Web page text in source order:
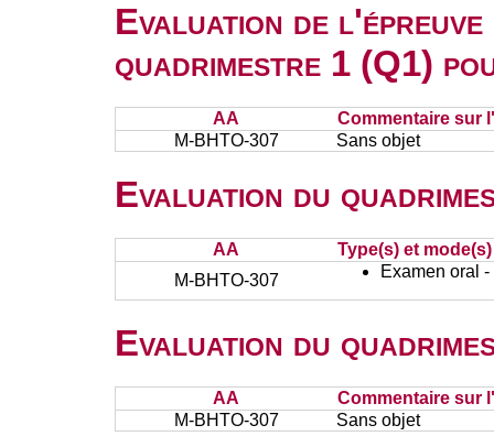
Evaluation de
quadrimestre 1 (Q1)
AA
Commentaire sur
M-BHTO-307
Sans objet
Evaluation du
AA
Type(s) et
M-BHTO-307
Examen oral
Evaluation du
AA
Commentaire sur
M-BHTO-307
Sans objet